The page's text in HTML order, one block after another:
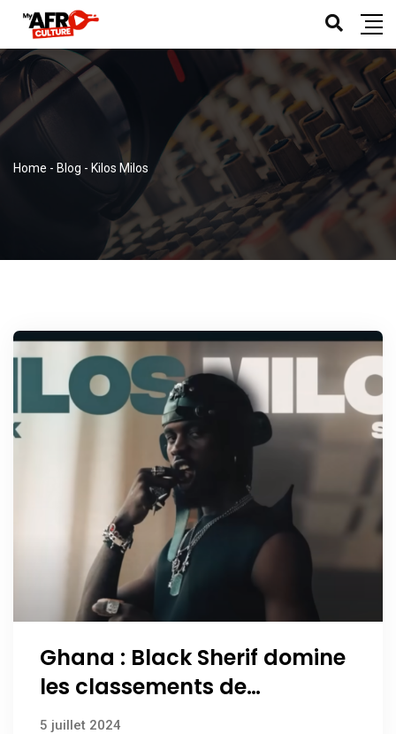
Home - Blog - Kilos Milos
Ghana : Black Sherif domine
les classements de
streaming numérique avec
5 juillet 2024